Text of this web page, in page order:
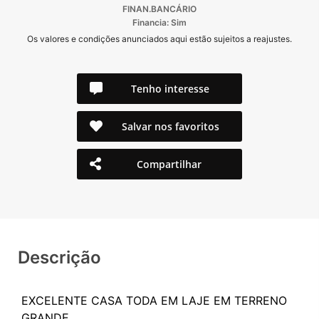
FINAN.BANCÁRIO
Financia: Sim
Os valores e condições anunciados aqui estão sujeitos a reajustes.
Tenho interesse
Salvar nos favoritos
Compartilhar
Descrição
EXCELENTE CASA TODA EM LAJE EM TERRENO